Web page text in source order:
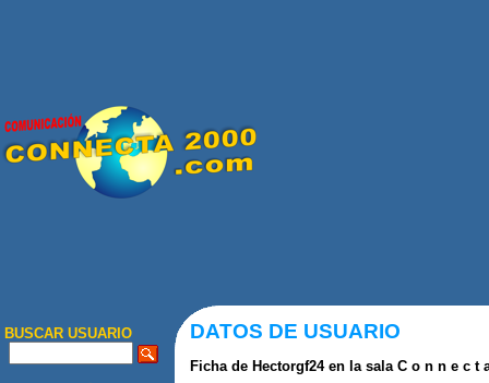
BUSCAR USUARIO DATOS DE USUARIO
Ficha de Hectorgf24 en la sala C o n n e c t